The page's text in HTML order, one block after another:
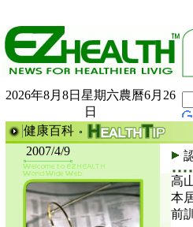
2026年8月8日星期六農曆6月26
日
健康百科
2007/4/9
高
本
前